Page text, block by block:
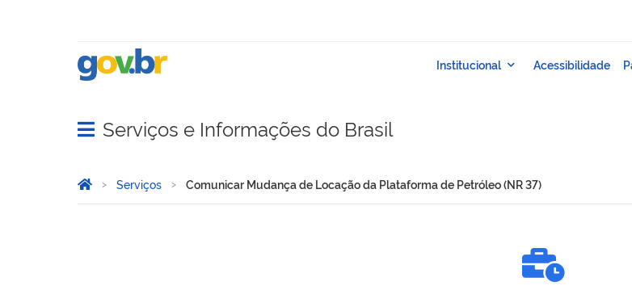
Abrir menu principal de navegação
Serviços e Informações do Brasil
Você está aqui:
Página Inicial
Serviços Comunicar Mudança de Locação da Plataforma de Petróleo (NR 37)